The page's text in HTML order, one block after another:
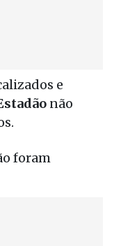
e
não
foram